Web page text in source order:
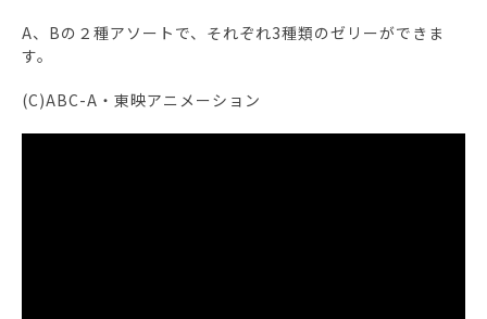
A、Bの２種アソートで、それぞれ3種類のゼリーができま
す。
(C)ABC-A・東映アニメーション